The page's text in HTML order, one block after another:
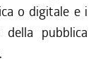
o digitale e i
pubblica